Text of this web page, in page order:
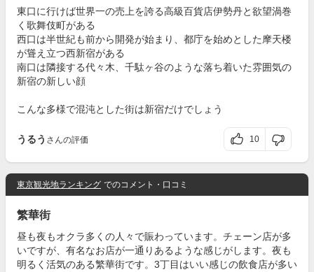
東口に行けば世界一の売上を誇る高級百貨店伊勢丹と欲望渦巻
く歌舞伎町がある
西口は半世紀も前から開発が始まり、都庁を始めとした摩天楼
が聳え立つ西新宿がある
南口は隣接する代々木、千駄ヶ谷のような落ち着いた雰囲気の
新宿の新しい顔
こんな多様で混沌とした街は新宿だけでしょう
うるう さんの評価 10
東京観光地ランキング でのコメント・口コミ
繁華街
昼も夜もオクラ多くの人々で賑わっています。チェーン店が多
いですが、有名なお店が一通りあるような感じがします。夜も
明るく活気のある繁華街です。3丁目はいい感じの飲食店が多い